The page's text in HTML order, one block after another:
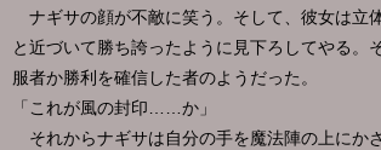
ナギサの顔が不敵に笑う。そして、彼女は立
と近づいて勝ち誇ったように見下ろしてやる。
服者か勝利を確信した者のようだった。
「これが風の封印……か」
それからナギサは自分の手を魔法陣の上にか